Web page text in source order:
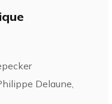
Delaune,